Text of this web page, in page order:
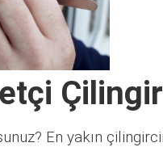
Çilingir
En yakın